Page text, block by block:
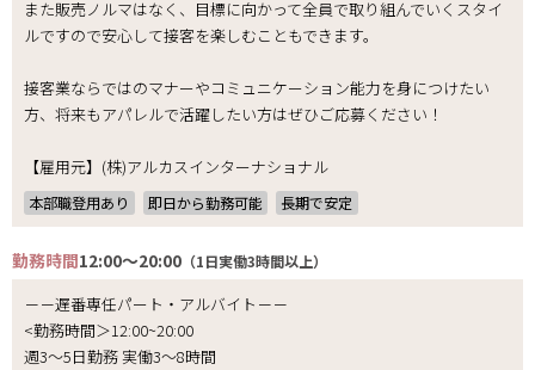
また販売ノルマはなく、目標に向かって全員で取り組んでいくスタイ
ルですので安心して接客を楽しむこともできます。
接客業ならではのマナーやコミュニケーション能力を身につけたい
方、将来もアパレルで活躍したい方はぜひご応募ください！
【雇用元】(株)アルカスインターナショナル
本部職登用あり 即日から勤務可能 長期で安定
勤務時間12:00～20:00 （1日実働3時間以上）
－－遅番専任パート・アルバイト－－
<勤務時間＞12:00~20:00
週3～5日勤務 実働3～8時間